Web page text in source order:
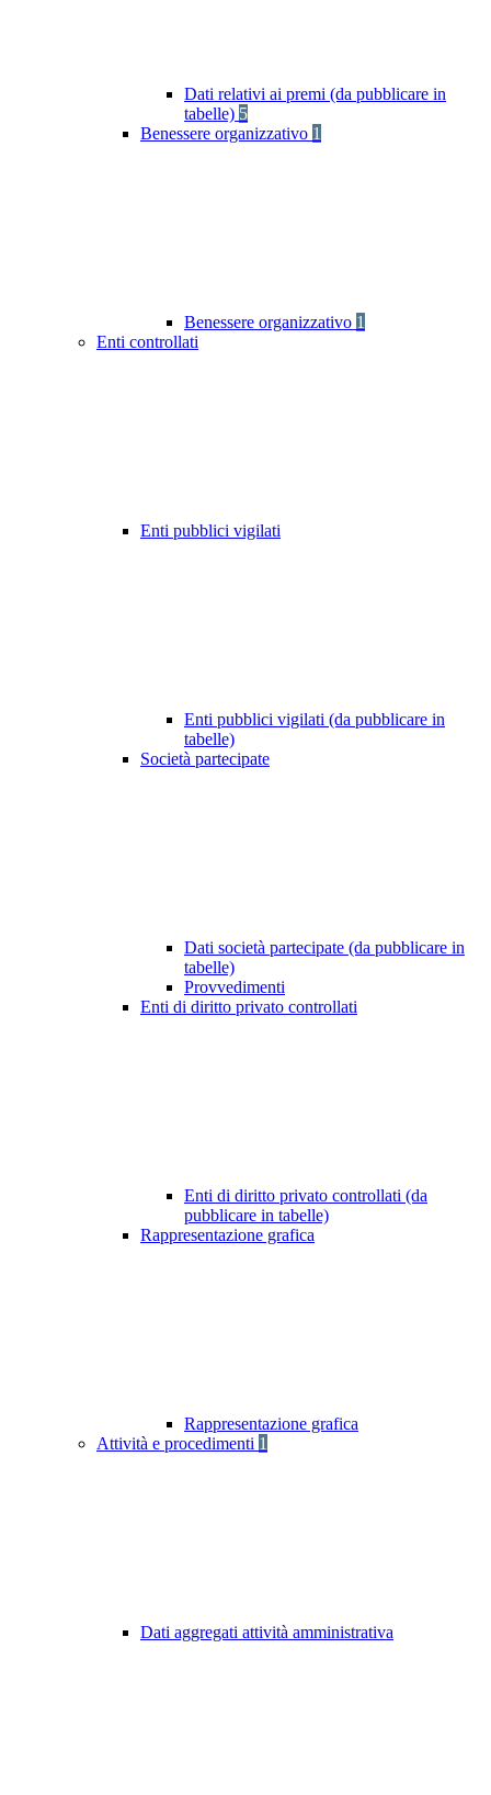
Dati relativi ai premi (da pubblicare in
tabelle) 5
Benessere organizzativo 1
Benessere organizzativo 1
Enti controllati
Enti pubblici vigilati
Enti pubblici vigilati (da pubblicare in
tabelle)
Società partecipate
Dati società partecipate (da pubblicare in
tabelle)
Provvedimenti
Enti di diritto privato controllati
Enti di diritto privato controllati (da
pubblicare in tabelle)
Rappresentazione grafica
Rappresentazione grafica
Attività e procedimenti 1
Dati aggregati attività amministrativa